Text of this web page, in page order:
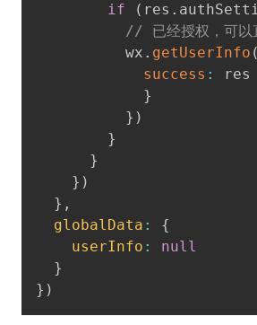
if
( res .
// 已经授权，可
          wx
. getUserInfo (
success : res
}
} )
}
}
} )
} ,
globalData :
{
userInfo :
null
}
} )